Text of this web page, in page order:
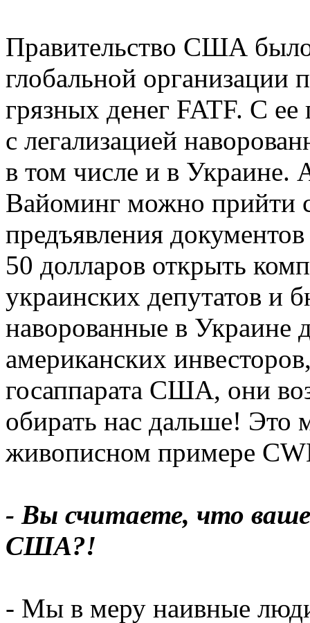
Правительство США
глобальной организации
грязных денег FATF. С
с легализацией
в том числе и в Украине.
Вайоминг можно прийти
предъявления
50 долларов открыть
украинских депутатов и
наворованные в Украине
американских
госаппарата США, они
обирать нас дальше! Это
живописном примере
- Вы считаете, что
США?!
- Мы в меру наивные